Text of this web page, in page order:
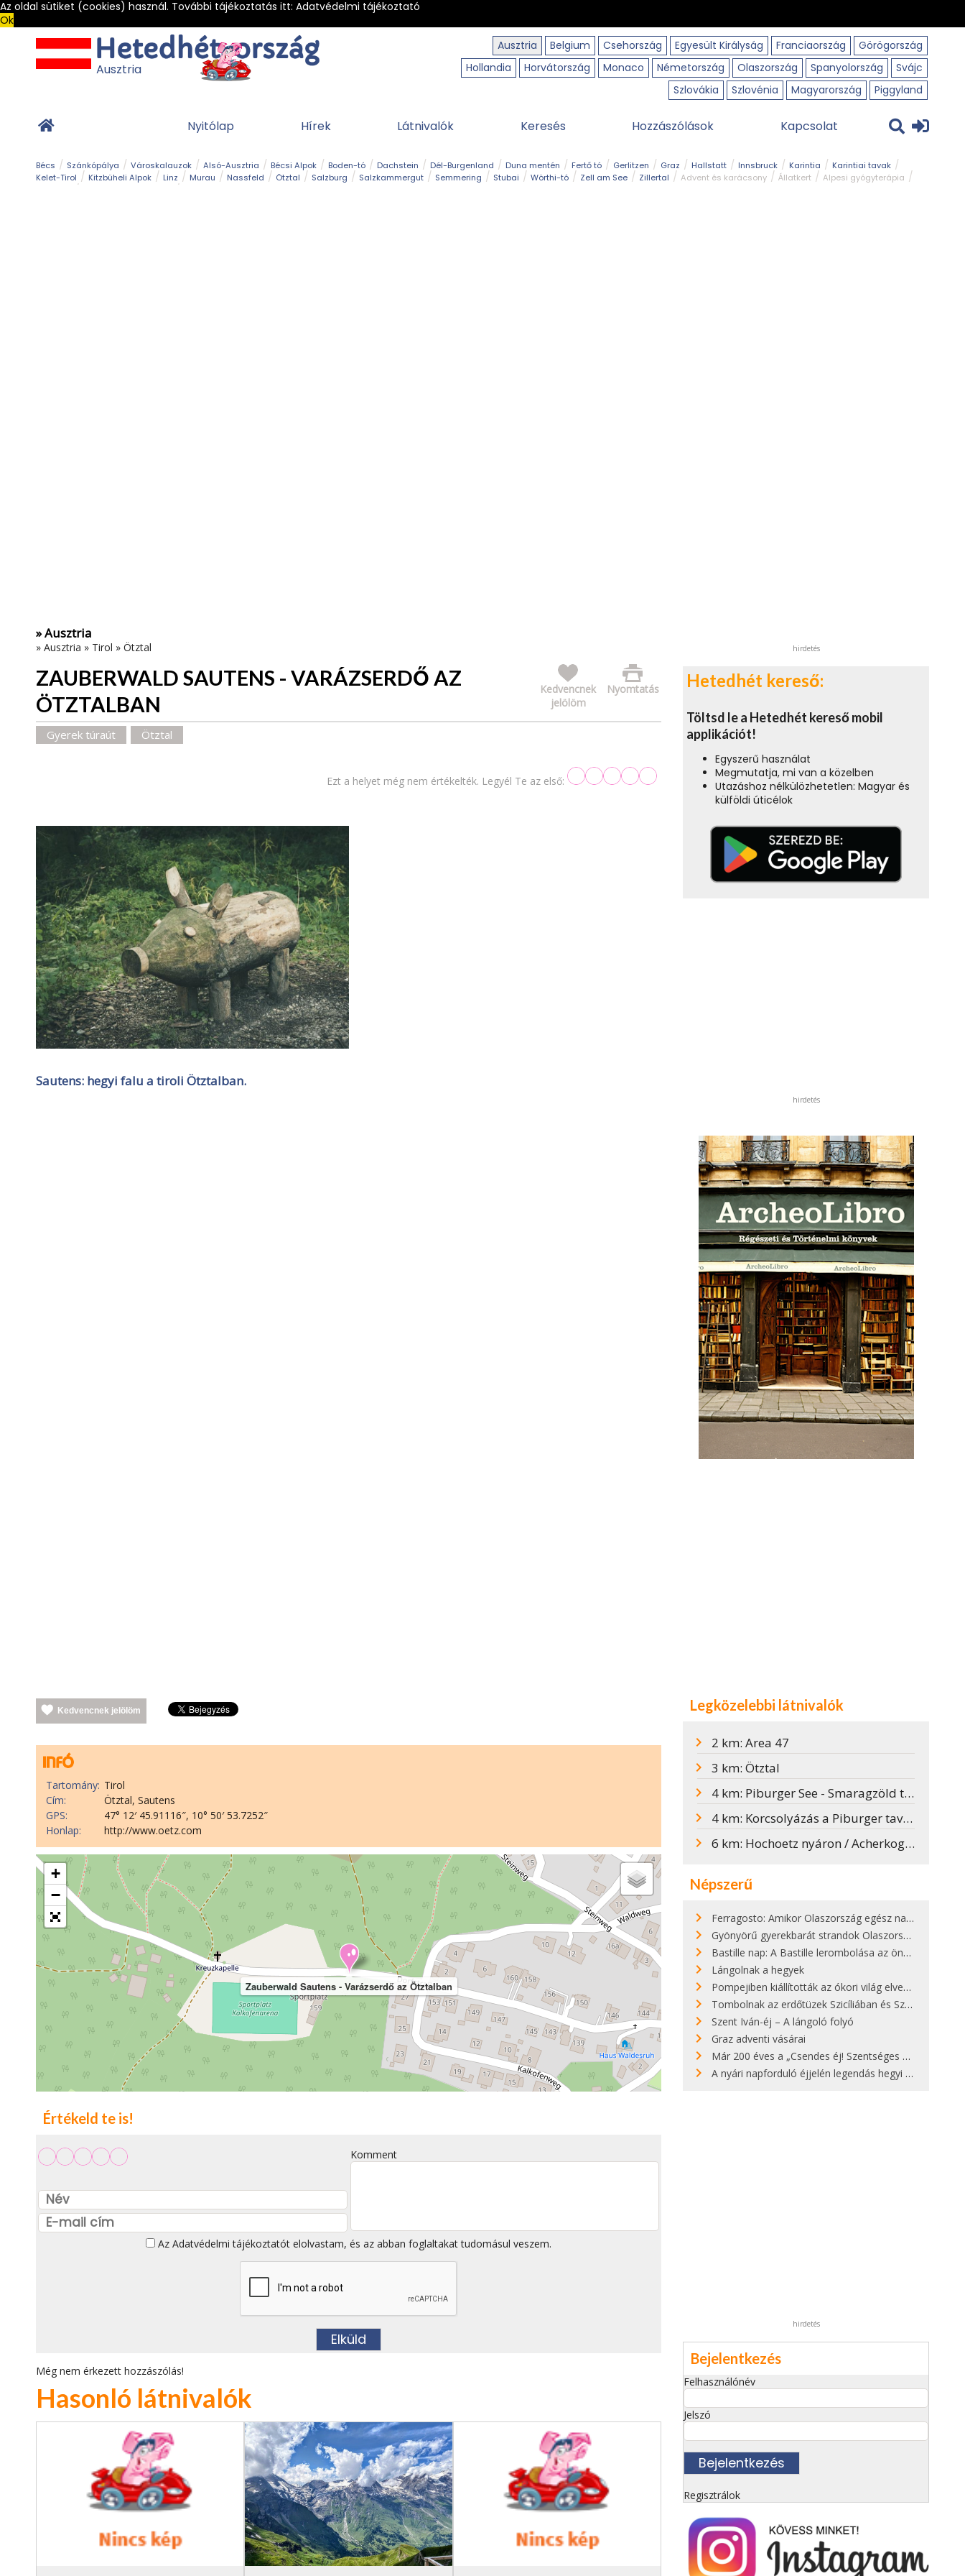
Az oldal sütiket (cookies) használ. További tájékoztatás itt: Adatvédelmi tájékoztató
Ok
Ausztria
Belgium Csehország Egyesült Királyság Franciaország
Görögország
Hollandia
Horvátország Monaco Németország Olaszország Spanyolország
Svájc
Szlovákia
Szlovénia Magyarország Piggyland
Ausztria
Nyitólap Hírek Látnivalók Keresés Hozzászólások Kapcsolat
Bécs Szánkópálya Városkalauzok Alsó-Ausztria Bécsi Alpok Boden-tó Dachstein Dél-Burgenland Duna mentén Fertő tó Gerlitzen Graz Hallstatt Innsbruck Karintia
Karintiai tavak
Kelet-Tirol
Kitzbüheli Alpok Linz Murau Nassfeld Ötztal Salzburg Salzkammergut Semmering Stubai Wörthi-tó Zell am See Zillertal Advent és karácsony Állatkert
Alpesi gyógyterápia
» Ausztria
» Ausztria » Tirol » Ötztal
ZAUBERWALD SAUTENS - VARÁZSERDŐ AZ
ÖTZTALBAN
Nyomtatás
Kedvencnek
jelölöm
Gyerek túraút Ötztal
Ezt a helyet még nem értékelték. Legyél Te az első:
Sautens: hegyi falu a tiroli Ötztalban.
Kedvencnek jelölöm
Tartomány: Tirol
Cím:
Ötztal, Sautens
GPS:
47° 12′ 45.91116″, 10° 50′ 53.7252″
Honlap:
http://www.oetz.com
Zauberwald Sautens - Varázserdő az Ötztalban
+
−
Értékeld te is!
Komment
Az Adatvédelmi tájékoztatót elolvastam, és az abban foglaltakat tudomásul veszem.
Még nem érkezett hozzászólás!
Hasonló látnivalók
hirdetés
Hetedhét kereső:
Töltsd le a Hetedhét kereső mobil
applikációt!
Egyszerű használat
Megmutatja, mi van a közelben
Utazáshoz nélkülözhetetlen: Magyar és
külföldi úticélok
hirdetés
Legközelebbi látnivalók
2 km: Area 47
3 km: Ötztal
4 km: Piburger See - Smaragzöld tó az Ötztalban
4 km: Korcsolyázás a Piburger tavon
6 km: Hochoetz nyáron / Acherkogelbahn
Népszerű
Ferragosto: Amikor Olaszország egész nap nyaral
Gyönyörű gyerekbarát strandok Olaszországban - megmutatjuk a 15 legjobbat
Bastille nap: A Bastille lerombolása az önkényuralom végét jelentette
Lángolnak a hegyek
Pompejiben kiállították az ókori világ elveszett híres szobrának másolatát
Tombolnak az erdőtüzek Szicíliában és Szardínián
Szent Iván-éj – A lángoló folyó
Graz adventi vásárai
Már 200 éves a „Csendes éj! Szentséges éj!”
A nyári napforduló éjjelén legendás hegyi tüzek világítják meg Zugspitzét
hirdetés
Bejelentkezés
Felhasználónév
Jelszó
Regisztrálok